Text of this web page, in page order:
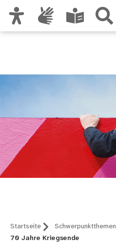
Startseite Schwerpunktthemen
70 Jahre Kriegsende